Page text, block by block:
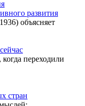
развития
объясняет
переходили
стран